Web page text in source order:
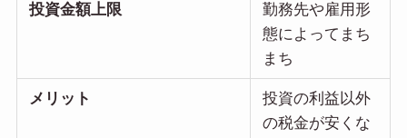
投資金額上限
勤務先や雇用形
態によってまち
まち
メリット
投資の利益以外
の税金が安くな